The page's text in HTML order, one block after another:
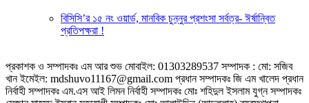
বিসিসি’র ১৫ নং ওয়ার্ড, মানবিক চুন্নুর প্রশংসা সর্বত্র- ঈর্ষান্বিত
প্রতিপক্ষরা !
প্রকাশক ও সম্পাদকঃ এম আর শুভ মোবাইল: 01303289537 সম্পাদক : মো: সজিব
খান ইমেইল: mdshuvo11167@gmail.com প্রধান সম্পাদকঃ জি এম খালেদ প্রধান
নির্বাহী সম্পাদকঃ এম.এস আই লিমন নির্বাহী সম্পাদকঃ মোঃ শহিদুল ইসলাম যুগ্ন সম্পাদকঃ